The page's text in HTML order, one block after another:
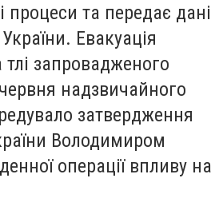
процеси та передає дані
Евакуація
тлі запровадженого
надзвичайного
затвердження
Володимиром
операції впливу на